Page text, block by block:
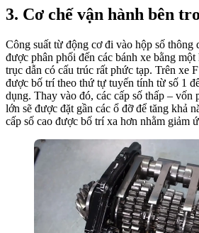
Cơ chế vận hành bên
Công suất từ động cơ đi vào hộp số thông
được phân phối đến các bánh xe bằng một
trục dẫn có cấu trúc rất phức tạp. Trên xe
được bố trí theo thứ tự tuyến tính từ số 1
dụng. Thay vào đó, các cấp số thấp – vốn
lớn sẽ được đặt gần các ổ đỡ để tăng khả
cấp số cao được bố trí xa hơn nhằm giảm